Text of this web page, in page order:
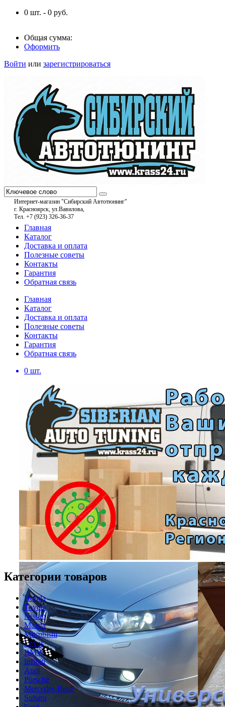
0 шт. - 0 руб.
Общая сумма:
Оформить
Войти или зарегистрироваться
Интернет-магазин "Сибирский Автотюнинг"
г. Красноярск, ул.Вавилова,
Тел. +7 (923) 326-36-37
Главная
Каталог
Доставка и оплата
Полезные советы
Контакты
Гарантия
Обратная связь
Главная
Каталог
Доставка и оплата
Полезные советы
Контакты
Гарантия
Обратная связь
0 шт.
Категории товаров
Honda
Toyota
Nissan
Mazda
Mitsubishi
Lexus
BMW
Infiniti
Audi
Porsche
Mercedes-Benz
Subaru